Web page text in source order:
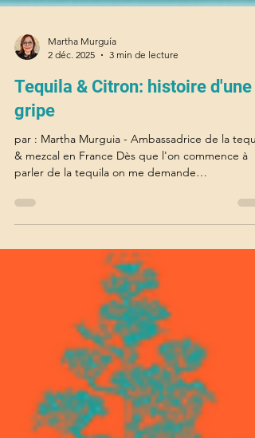
Martha Murguía
2 déc. 2025
3 min de lecture
Tequila & Citron: histoire d'une
parler de la tequila on me demande
immédiatement ce qu'on doit prendre en
: la tequila, le sel, ou le citron ? En bonne tapatía
que je suis, j’ai envie de répondre que, dans ma
région — Jalisco, principale zone de production
de ce spiritueux — on ne la boit pas avec du
citron. On la déguste plutôt dans un trio de
caballitos (verres spéciaux pour la tequila) remplis